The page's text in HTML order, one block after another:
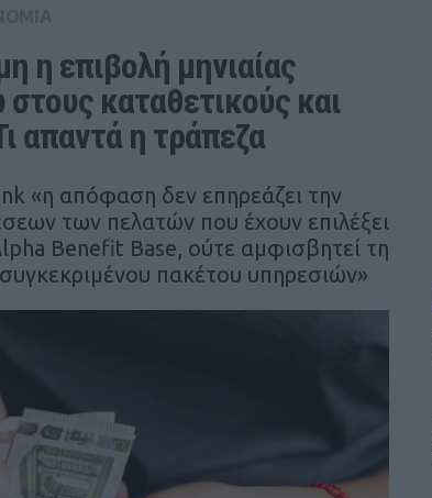
η επιβολή μηνιαίας
καταθετικούς και
απαντά η τράπεζα
«η απόφαση δεν επηρεάζει την
των πελατών που έχουν επιλέξει
Benefit Base, ούτε αμφισβητεί τη
πακέτου υπηρεσιών»